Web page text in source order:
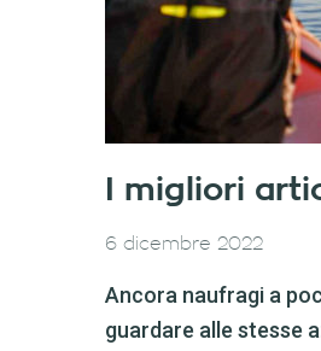
I migliori
6 dicembre 2022
Ancora naufragi a
guardare alle stesse